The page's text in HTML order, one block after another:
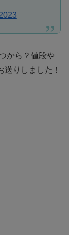
から？値段や
りしました！